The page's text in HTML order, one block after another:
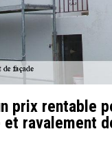
prix rentable
ravalement